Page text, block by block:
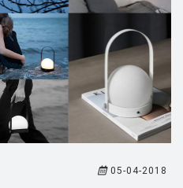
05-04-2018